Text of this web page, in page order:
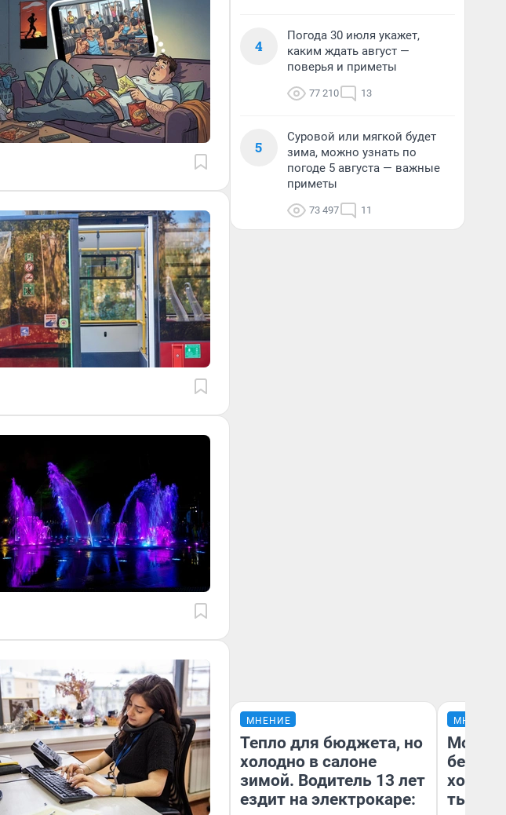
4
Погода 30 июля укажет,
каким ждать август —
поверья и приметы
77 210 13
5
Суровой или мягкой будет
зима, можно узнать по
погоде 5 августа — важные
приметы
73 497 11
МНЕНИЕ
Тепло для бюджета, но
холодно в салоне
зимой. Водитель 13 лет
ездит на электрокаре:
МНЕНИЕ
Мой
хотела
тысяч